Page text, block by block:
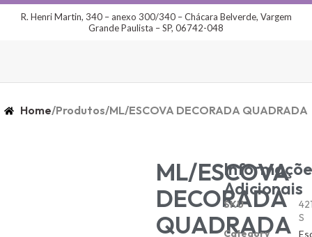
R. Henri Martin, 340 – anexo 300/340 – Chácara Belverde, Vargem
Grande Paulista – SP, 06742-048
Home/Produtos/ML/ESCOVA DECORADA QUADRADA
ML/ESCOVA
DECORADA
QUADRADA
Adicionais
SKU
S
Category